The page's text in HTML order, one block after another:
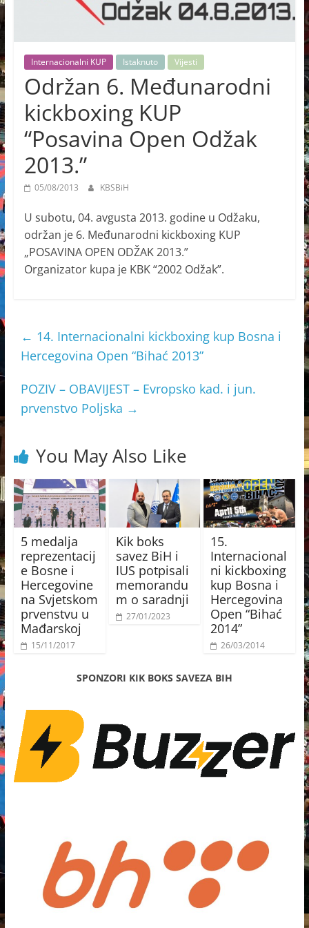
Internacionalni KUP Istaknuto Vijesti
Održan 6. Međunarodni
kickboxing KUP
“Posavina Open Odžak
2013.”
05/08/2013 KBSBiH
U subotu, 04. avgusta 2013. godine u Odžaku,
održan je 6. Međunarodni kickboxing KUP
„POSAVINA OPEN ODŽAK 2013.”
Organizator kupa je KBK “2002 Odžak”.
← 14. Internacionalni kickboxing kup Bosna i
Hercegovina Open “Bihać 2013”
POZIV – OBAVIJEST – Evropsko kad. i jun.
prvenstvo Poljska →
You May Also Like
5 medalja
reprezentacij
e Bosne i
Hercegovine
na Svjetskom
prvenstvu u
Mađarskoj
15/11/2017
Kik boks
savez BiH i
IUS potpisali
memorandu
m o saradnji
27/01/2023
15.
Internacional
ni kickboxing
kup Bosna i
Hercegovina
Open “Bihać
2014”
26/03/2014
SPONZORI KIK BOKS SAVEZA BIH